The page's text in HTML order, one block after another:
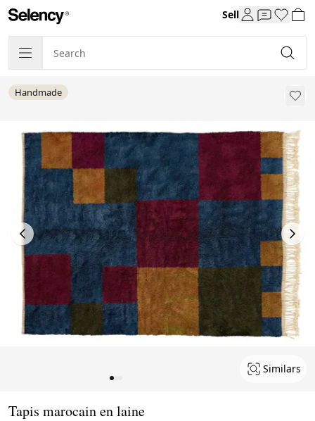
Sell
Handmade
Similars
Tapis marocain en laine